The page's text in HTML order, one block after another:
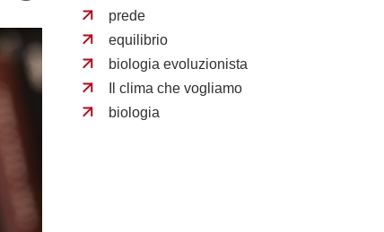
prede
equilibrio
biologia evoluzionista
Il clima che vogliamo
biologia